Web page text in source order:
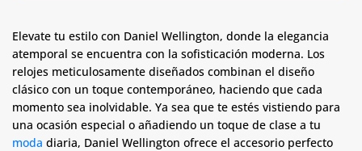
Elevate tu estilo con Daniel Wellington, donde la elegancia
atemporal se encuentra con la sofisticación moderna. Los
relojes meticulosamente diseñados combinan el diseño
clásico con un toque contemporáneo, haciendo que cada
momento sea inolvidable. Ya sea que te estés vistiendo para
una ocasión especial o añadiendo un toque de clase a tu
moda diaria, Daniel Wellington ofrece el accesorio perfecto